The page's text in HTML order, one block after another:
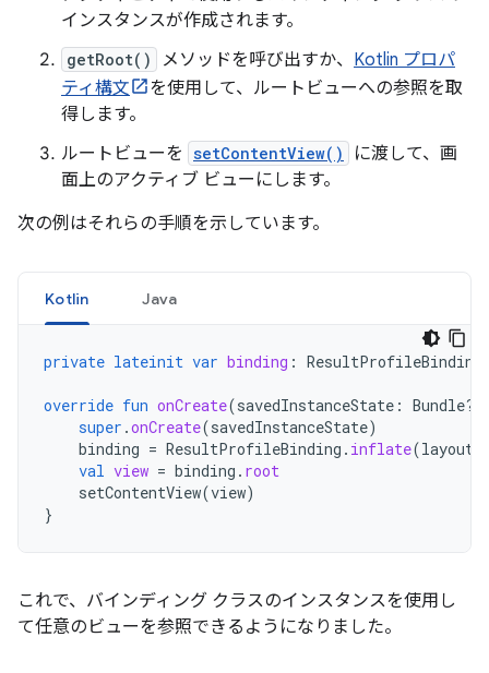
インスタンスが作成されます。
getRoot() メソッドを呼び出すか、 Kotlin プロパ
ティ構文
を使用して、ルートビューへの参照を取
得します。
ルートビューを setContentView()
に渡して、画
面上のアクティブ ビューにします。
次の例はそれらの手順を示しています。
Kotlin Java
private lateinit var binding : ResultProfileBinding
override fun onCreate(savedInstanceState : Bundle?)
super .onCreate(savedInstanceState)
binding = ResultProfileBinding . inflate(
val view = binding . root
setContentView(view)
}
これで、バインディング クラスのインスタンスを使用し
て任意のビューを参照できるようになりました。